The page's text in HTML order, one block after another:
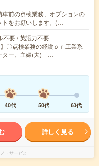
前の点検業務、オプションの
トをお願いします。(…
不要 / 英語力不要
〇点検業務の経験ｏｒ工業系
ター、主婦(夫) …
40代 50代 60代
詳しく見る
・サービス